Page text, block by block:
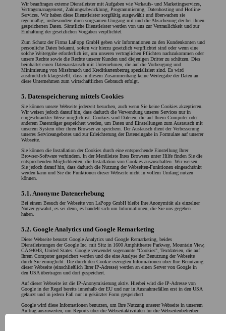
Wir beauftragen externe Dienstleister mit Aufgaben wie Verkaufs- und Marketingservices,
Vertragsmanagement, Zahlungsabwicklung, Programmierung, Datenhosting und Hotline-
Services. Wir haben diese Dienstleister sorgfältig ausgewählt und überwachen sie
regelmäßig, insbesondere ihren sorgsamen Umgang mit und die Absicherung der bei ihnen
gespeicherten Daten. Sämtliche Dienstleister werden von uns zur Vertraulichkeit und zur
Einhaltung der gesetzlichen Vorgaben verpflichtet.
Zum Schutz der Firma LaPopp GmbH geben wir Informationen zu den Kundenkonten und
persönliche Daten bekannt, sofern wir hierzu gesetzlich verpflichtet sind oder wenn eine
solche Weitergabe erforderlich ist, um unseren vertraglichen Pflichten nachzukommen oder
unsere Rechte sowie die Rechte unserer Kunden und diejenigen Dritter zu schützen. Dies
beinhaltet einen Datenaustausch mit Unternehmen, die auf die Vorbeugung und
Minimierung von Missbrauch und Kreditkartenbetrug spezialisiert sind. Es wird
ausdrücklich klargestellt, dass in diesem Zusammenhang keine Weitergabe der Daten an
diese Unternehmen zum wirtschaftlichen Gebrauch erfolgt.
5. Datenspeicherung mittels Cookies
Sie können unsere Webseite jederzeit besuchen, auch wenn Sie keine Cookies akzeptieren.
Wir weisen jedoch darauf hin, dass dadurch die Verwendung unseres Services nur in
eingeschränkter Weise möglich ist. Cookies sind Dateien, die auf Ihrem Computer oder
anderem Datenträger gespeichert werden, um Daten und Einstellungen zum Austausch mit
unserem System über ihren Browser zu speichern. Der Austausch dient der Verbesserung
unseres Serviceangebotes und zur Erleichterung der Dateneingabe in Formulare auf unserer
Webseite.
Sie können die Installation der Cookies durch eine entsprechende Einstellung Ihrer
Browser-Software verhindern. In der Menüleiste Ihres Browsers unter Hilfe finden Sie die
entsprechenden Möglichkeiten, die Installation von Cookies auszuschalten. Wir weisen
Sie jedoch darauf hin, dass dadurch die Nutzung der Webseiten-Funktionen eingeschränkt
werden kann und Sie die Funktionen dieser Webseite nicht in vollem Umfang nutzen
können.
5.1. Anonyme Datenerhebung
Bei einem Besuch der Webseite von LaPopp GmbH bleibt Ihre Anonymität als einzelner
Nutzer gewahrt, es sei denn, es handelt sich um Informationen, die Sie uns gegeben
haben.
5.2. Google Analytics und Google Remarketing
Diese Webseite benutzt Google Analytics und Google Remarketing, beides
Dienstleistungen der Google Inc. mit Sitz in 1600 Amphitheatre Parkway, Mountain View,
CA 94043, United States. Google verwendet sogenannte "Cookies", Textdateien, die auf
Ihrem Computer gespeichert werden und die eine Analyse der Benutzung der Webseite
durch Sie ermöglicht. Die durch den Cookie erzeugten Informationen über Ihre Benutzung
dieser Webseite (einschließlich Ihrer IP-Adresse) werden an einen Server von Google in
den USA übertragen und dort gespeichert.
Auf dieser Webseite ist die IP-Anonymisierung aktiv. Hierbei wird die IP-Adresse von
Google in der Regel bereits innerhalb der EU und nur in Ausnahmefällen erst in den USA
gekürzt und in jedem Fall nur in gekürzter Form gespeichert.
Google wird diese Informationen benutzen, um Ihre Nutzung unserer Webseite in unserem
Auftrag auszuwerten, um Reports über die Webseitaktivitäten für die Webseitenbetreiber